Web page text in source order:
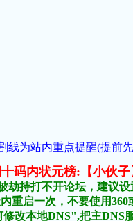
线为站内重点提醒(提前
码内状元榜:【小伙子
劫持打不开论坛，建议
重启一次，不要使用
改本地DNS",把主DNS